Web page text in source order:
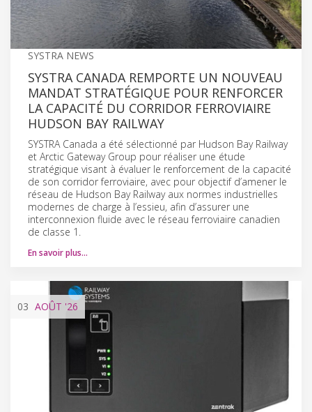
SYSTRA NEWS
SYSTRA CANADA REMPORTE UN NOUVEAU
MANDAT STRATÉGIQUE POUR RENFORCER
LA CAPACITÉ DU CORRIDOR FERROVIAIRE
HUDSON BAY RAILWAY
SYSTRA Canada a été sélectionné par Hudson Bay Railway
et Arctic Gateway Group pour réaliser une étude
stratégique visant à évaluer le renforcement de la capacité
de son corridor ferroviaire, avec pour objectif d’amener le
réseau de Hudson Bay Railway aux normes industrielles
modernes de charge à l’essieu, afin d’assurer une
interconnexion fluide avec le réseau ferroviaire canadien
de classe 1.
En savoir plus…
03 AOÛT '26